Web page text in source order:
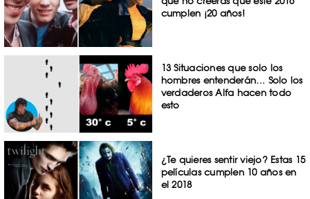
cumplen ¡20 años!
13 Situaciones que solo los
hombres entenderán… Solo los
verdaderos Alfa hacen todo
esto
¿Te quieres sentir viejo? Estas 15
películas cumplen 10 años en
el 2018